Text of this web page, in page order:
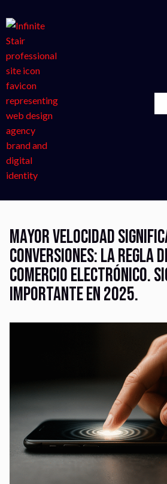
Mayor velocidad
conversiones: la regla
comercio electrónico.
importante en 2025.